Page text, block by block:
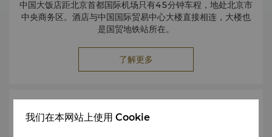
韵味。全聚德的烤鸭香气、张一元的茶香、瑞蚨祥的绸缎故
事，都在诉说着这座城市的过去与现在。
走在宽阔的石板路上，看着叮当作响的有轨电车缓缓驶过，你
会发现，北京不仅有历史，也有令人着迷的生活气息。
如果想用一天时间感受超经典的北京，前门绝对值得列入清
单。
走进故宫，就像走进一部真实的中国历史巨著。金色琉璃瓦在
中国大饭店距北京首都国际机场只有45分钟车程，地处北京市
中央商务区。酒店与中国国际贸易中心大楼直接相连，大楼也
是国贸地铁站所在。
了解更多
艺术与文化
我们在本网站上使用 Cookie